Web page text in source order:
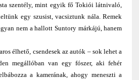
szentély, mint egyik fő Tokiói látnivaló,
egy szusist, vacsiztunk nála. Remek
nem a hallott Suntory márkájú, hanem
élhető, csendesek az autók – sok lehet a
megállóban van egy fószer, aki fehér
a kamerának, ahogy meneszti a